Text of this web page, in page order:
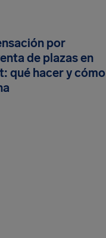
por
de plazas en
qué hacer y cómo